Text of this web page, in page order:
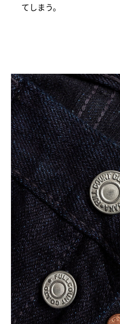
てしまう。